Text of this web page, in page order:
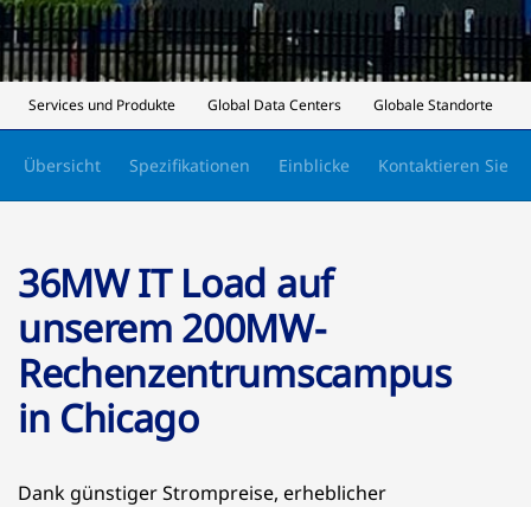
Services und Produkte Global Data Centers Globale Standorte
Übersicht Spezifikationen Einblicke Kontaktieren Sie
36MW IT Load auf
unserem 200MW-
Rechenzentrumscampus
in Chicago
Dank günstiger Strompreise, erheblicher